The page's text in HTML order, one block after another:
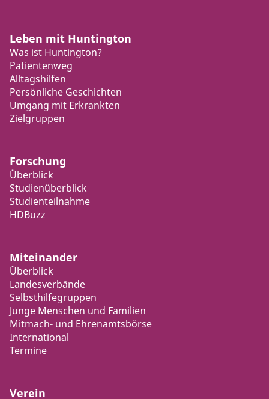
Leben mit Huntington
Was ist Huntington?
Patientenweg
Alltagshilfen
Persönliche Geschichten
Umgang mit Erkrankten
Zielgruppen
Forschung
Überblick
Studienüberblick
Studienteilnahme
HDBuzz
Miteinander
Überblick
Landesverbände
Selbsthilfegruppen
Junge Menschen und Familien
Mitmach- und Ehrenamtsbörse
International
Termine
Verein